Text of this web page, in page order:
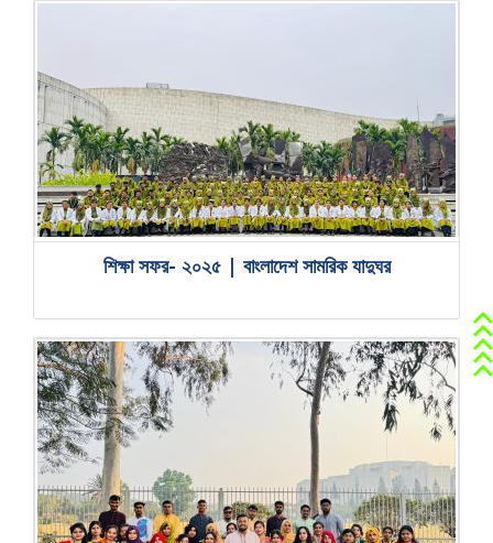
শিক্ষা সফর- ২০২৫ | বাংলাদেশ সামরিক যাদুঘর